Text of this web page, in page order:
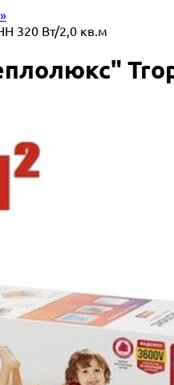
320 Вт/2,0 кв.м